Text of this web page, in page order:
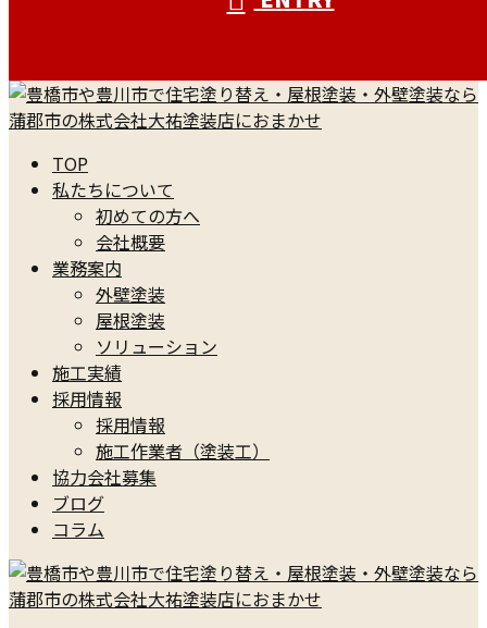
TOP
私たちについて
初めての方へ
会社概要
業務案内
外壁塗装
屋根塗装
ソリューション
施工実績
採用情報
採用情報
施工作業者（塗装工）
協力会社募集
ブログ
コラム